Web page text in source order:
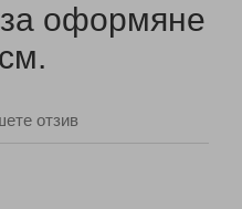
оформяне
отзив